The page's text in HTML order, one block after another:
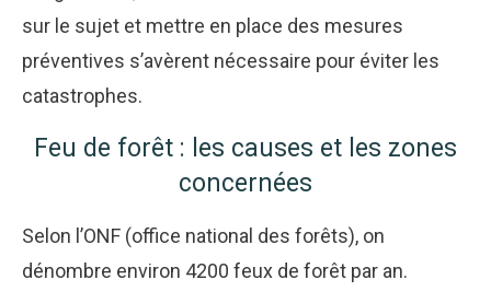
sur le sujet et mettre en place des mesures
préventives s’avèrent nécessaire pour éviter les
catastrophes.
Feu de forêt : les causes et les zones
concernées
Selon l’ONF (office national des forêts), on
dénombre environ 4200 feux de forêt par an.